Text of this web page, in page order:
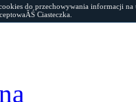
do przechowywania informacji
Ciasteczka.